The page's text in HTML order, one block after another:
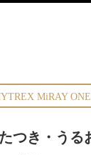
MiRAY ONE
つき・う